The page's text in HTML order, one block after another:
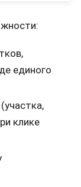
единого
клике